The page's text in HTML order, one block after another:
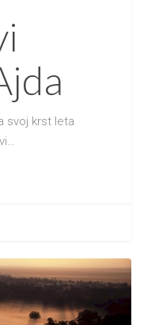
svoj krst leta